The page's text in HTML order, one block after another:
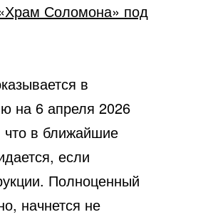
Соломона» под
в
на 6 апреля 2026
что в ближайшие
если
Полноценный
начнется не